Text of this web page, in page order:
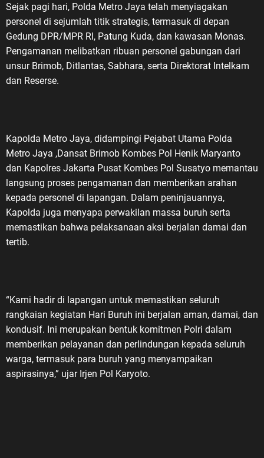
Sejak pagi hari, Polda Metro Jaya telah menyiagakan
personel di sejumlah titik strategis, termasuk di depan
Gedung DPR/MPR RI, Patung Kuda, dan kawasan Monas.
Pengamanan melibatkan ribuan personel gabungan dari
unsur Brimob, Ditlantas, Sabhara, serta Direktorat Intelkam
dan Reserse.
Kapolda Metro Jaya, didampingi Pejabat Utama Polda
Metro Jaya ,Dansat Brimob Kombes Pol Henik Maryanto
dan Kapolres Jakarta Pusat Kombes Pol Susatyo memantau
langsung proses pengamanan dan memberikan arahan
kepada personel di lapangan. Dalam peninjauannya,
Kapolda juga menyapa perwakilan massa buruh serta
memastikan bahwa pelaksanaan aksi berjalan damai dan
tertib.
“Kami hadir di lapangan untuk memastikan seluruh
rangkaian kegiatan Hari Buruh ini berjalan aman, damai, dan
kondusif. Ini merupakan bentuk komitmen Polri dalam
memberikan pelayanan dan perlindungan kepada seluruh
warga, termasuk para buruh yang menyampaikan
aspirasinya,” ujar Irjen Pol Karyoto.